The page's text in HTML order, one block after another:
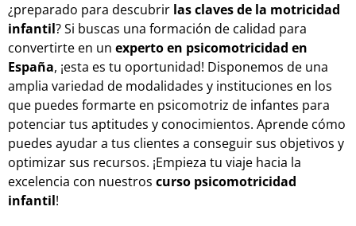
¿preparado para descubrir las claves de la motricidad
infantil? Si buscas una formación de calidad para
convertirte en un experto en psicomotricidad en
España, ¡esta es tu oportunidad! Disponemos de una
amplia variedad de modalidades y instituciones en los
que puedes formarte en psicomotriz de infantes para
potenciar tus aptitudes y conocimientos. Aprende cómo
puedes ayudar a tus clientes a conseguir sus objetivos y
optimizar sus recursos. ¡Empieza tu viaje hacia la
excelencia con nuestros curso psicomotricidad
infantil!